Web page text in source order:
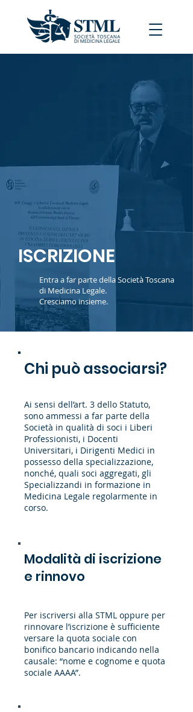
ISCRIZIONE
Entra a far parte della Società Toscana
di Medicina Legale.
Cresciamo insieme.
Chi può associarsi?
Ai sensi dell’art. 3 dello Statuto,
sono ammessi a far parte della
Società in qualità di soci i Liberi
Professionisti, i Docenti
Universitari, i Dirigenti Medici in
possesso della specializzazione,
nonché, quali soci aggregati, gli
Specializzandi in formazione in
Medicina Legale regolarmente in
corso.
Modalità di iscrizione
e rinnovo
Per iscriversi alla STML oppure per
rinnovare l’iscrizione è sufficiente
versare la quota sociale con
bonifico bancario indicando nella
causale: “nome e cognome e quota
sociale AAAA”.